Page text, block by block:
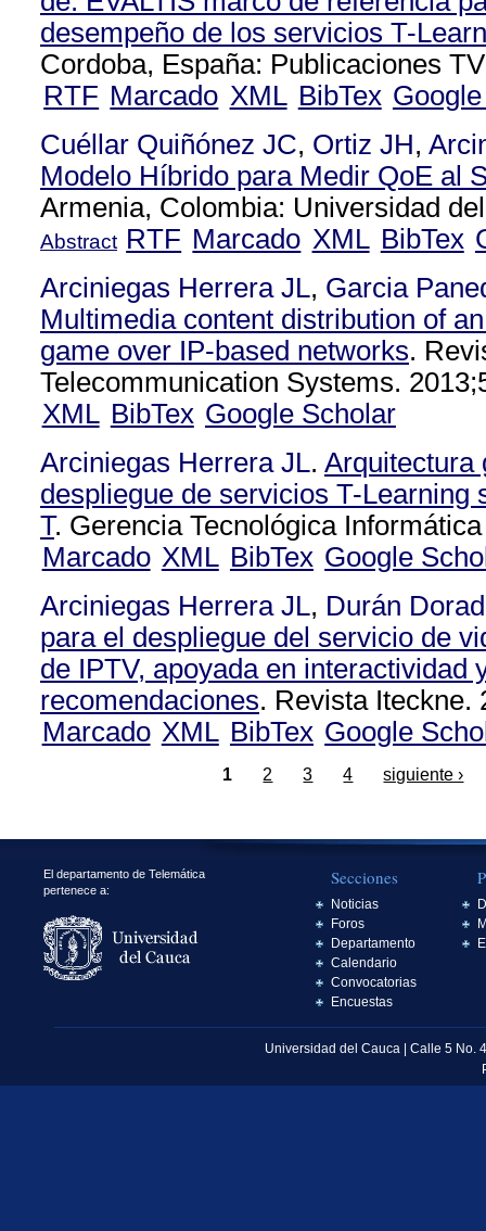
desempeño de los servicios T-
Cordoba, España: Publicaciones
RTF Marcado XML BibTex
Cuéllar Quiñónez JC, Ortiz JH,
Modelo Híbrido para Medir QoE al
Armenia, Colombia: Universidad
Abstract RTF Marcado XML BibTex
Arciniegas Herrera JL, Garcia
Multimedia content distribution of
game over IP-based networks.
Telecommunication Systems.
XML BibTex Google Scholar
Arciniegas Herrera JL. Arquitectura
despliegue de servicios T-Learning
T. Gerencia Tecnológica
Marcado XML BibTex Google
Arciniegas Herrera JL, Durán
para el despliegue del servicio de
de IPTV, apoyada en interactividad
recomendaciones. Revista Iteckne.
Marcado XML BibTex Google
1 2 3 4 siguiente ›
El departamento de Telemática
pertenece a:
Secciones
Noticias
Foros
Departamento
Calendario
Convocatorias
Encuestas
Universidad del Cauca | Calle 5 No.